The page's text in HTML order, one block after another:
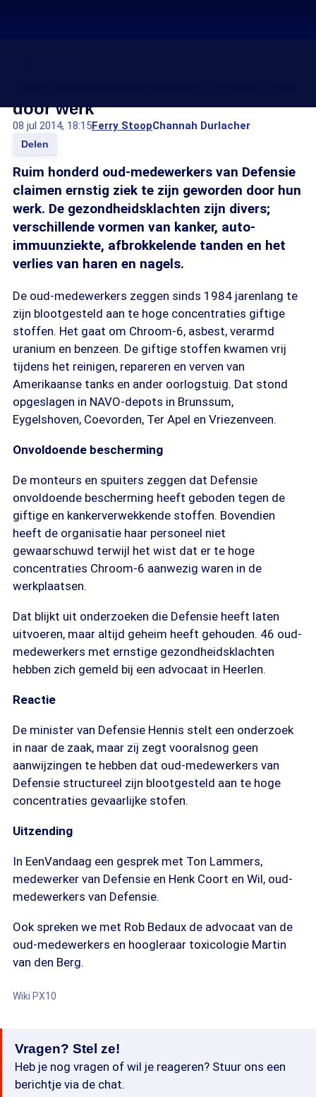
door werk
08 jul 2014, 18:15Ferry StoopChannah Durlacher
Delen
Ruim honderd oud-medewerkers van Defensie
claimen ernstig ziek te zijn geworden door hun
werk. De gezondheidsklachten zijn divers;
verschillende vormen van kanker, auto-
immuunziekte, afbrokkelende tanden en het
verlies van haren en nagels.
De oud-medewerkers zeggen sinds 1984 jarenlang te
zijn blootgesteld aan te hoge concentraties giftige
stoffen. Het gaat om Chroom-6, asbest, verarmd
uranium en benzeen. De giftige stoffen kwamen vrij
tijdens het reinigen, repareren en verven van
Amerikaanse tanks en ander oorlogstuig. Dat stond
opgeslagen in NAVO-depots in Brunssum,
Eygelshoven, Coevorden, Ter Apel en Vriezenveen.
Onvoldoende bescherming
De monteurs en spuiters zeggen dat Defensie
onvoldoende bescherming heeft geboden tegen de
giftige en kankerverwekkende stoffen. Bovendien
heeft de organisatie haar personeel niet
gewaarschuwd terwijl het wist dat er te hoge
concentraties Chroom-6 aanwezig waren in de
werkplaatsen.
Dat blijkt uit onderzoeken die Defensie heeft laten
uitvoeren, maar altijd geheim heeft gehouden. 46 oud-
medewerkers met ernstige gezondheidsklachten
hebben zich gemeld bij een advocaat in Heerlen.
Reactie
De minister van Defensie Hennis stelt een onderzoek
in naar de zaak, maar zij zegt vooralsnog geen
aanwijzingen te hebben dat oud-medewerkers van
Defensie structureel zijn blootgesteld aan te hoge
concentraties gevaarlijke stofen.
Uitzending
In EenVandaag een gesprek met Ton Lammers,
medewerker van Defensie en Henk Coort en Wil, oud-
medewerkers van Defensie.
Ook spreken we met Rob Bedaux de advocaat van de
oud-medewerkers en hoogleraar toxicologie Martin
van den Berg.
Wiki PX10
Vragen? Stel ze!
Heb je nog vragen of wil je reageren? Stuur ons een
berichtje via de chat.